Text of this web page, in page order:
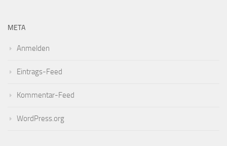
META
Anmelden
Eintrags-Feed
Kommentar-Feed
WordPress.org